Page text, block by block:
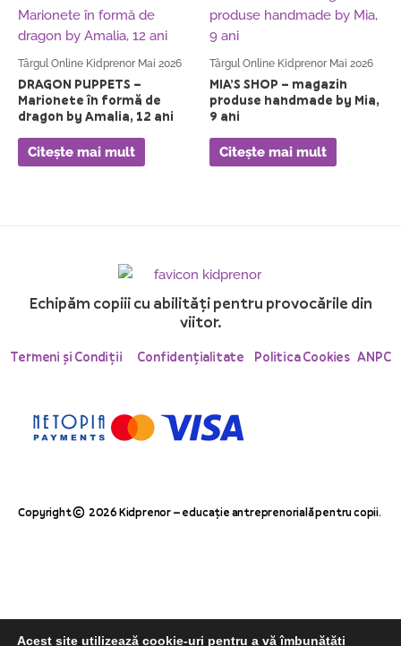
Târgul Online Kidprenor Mai 2026
DRAGON PUPPETS –
Marionete în formă de
dragon by Amalia, 12 ani
Citește mai mult
Târgul Online Kidprenor Mai 2026
MIA’S SHOP – magazin
produse handmade by Mia,
9 ani
Citește mai mult
Echipăm copiii cu abilități pentru provocările din
viitor.
Termeni și Condiții Confidențialitate Politica Cookies ANPC
Copyright © 2026 Kidprenor – educație antreprenorială pentru copii.
Acest site utilizează cookie-uri pentru a vă îmbunătăți